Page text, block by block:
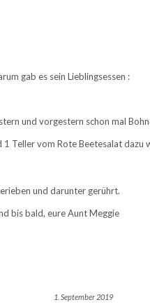
gab es sein Lieblingsessen :
und vorgestern schon mal
Teller vom Rote Beetesalat dazu
und darunter gerührt.
bis bald, eure Aunt Meggie
1. September 2019